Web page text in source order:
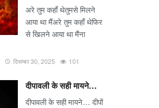
अरे तुम कहाँ थेतुमसे मिलने
आया था मैंअरे तुम कहाँ थेफिर
से खिलने आया था मैंना
दिसम्बर 30, 2025 101
दीपावली के सही मायने…
दीपावली के सही मायने… दीपों